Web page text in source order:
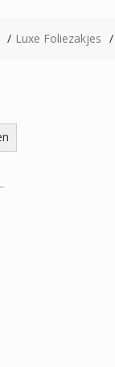
Luxe Foliezakjes